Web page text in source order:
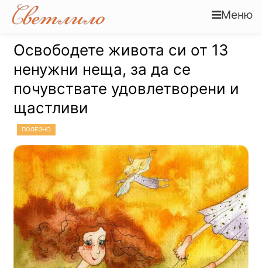
Меню
Освободете живота си от 13
ненужни неща, за да се
почувствате удовлетворени и
щастливи
ПОЛЕЗНО